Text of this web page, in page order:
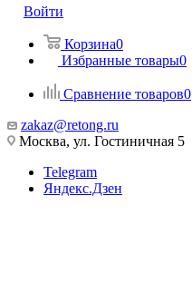
Войти
Корзина0
Избранные товары0
Сравнение товаров0
zakaz@retong.ru
Москва, ул. Гостиничная 5
Telegram
Яндекс.Дзен